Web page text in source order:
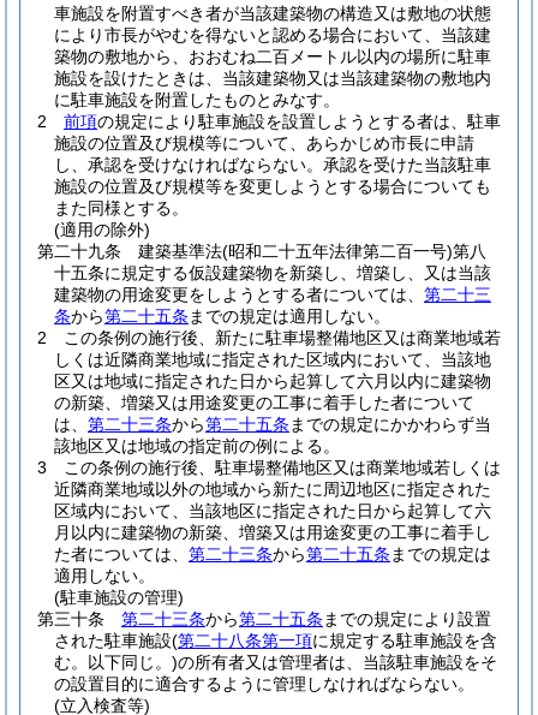
車施設を附置すべき者が当該建築物の構造又は敷地の状態
により市長がやむを得ないと認める場合において、当該建
築物の敷地から、おおむね二百メートル以内の場所に駐車
施設を設けたときは、当該建築物又は当該建築物の敷地内
に駐車施設を附置したものとみなす。
2
前項の規定により駐車施設を設置しようとする者は、駐車
施設の位置及び規模等について、あらかじめ市長に申請
し、承認を受けなければならない。 承認を受けた当該駐車
施設の位置及び規模等を変更しようとする場合についても
また同様とする。
(適用の除外)
第二十九条
建築基準法(昭和二十五年法律第二百一号)第八
十五条に規定する仮設建築物を新築し、増築し、又は当該
建築物の用途変更をしようとする者については、 第二十三
条から第二十五条 までの規定は適用しない。
2
この条例の施行後、新たに駐車場整備地区又は商業地域若
しくは近隣商業地域に指定された区域内において、当該地
区又は地域に指定された日から起算して六月以内に建築物
の新築、増築又は用途変更の工事に着手した者について
は、 第二十三条から第二十五条 までの規定にかかわらず当
該地区又は地域の指定前の例による。
3
この条例の施行後、駐車場整備地区又は商業地域若しくは
近隣商業地域以外の地域から新たに周辺地区に指定された
区域内において、当該地区に指定された日から起算して六
月以内に建築物の新築、増築又は用途変更の工事に着手し
た者については、 第二十三条から第二十五条 までの規定は
適用しない。
(駐車施設の管理)
第三十条
第二十三条から第二十五条 までの規定により設置
された駐車施設(第二十八条第一項に規定する駐車施設を含
む。以下同じ。)の所有者又は管理者は、当該駐車施設をそ
の設置目的に適合するように管理しなければならない。
(立入検査等)